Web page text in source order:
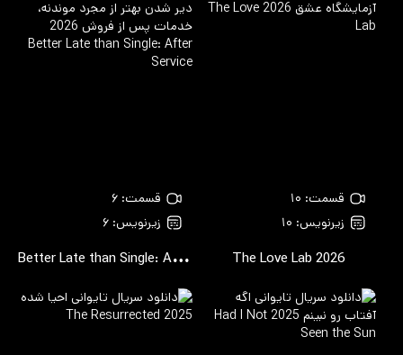
قسمت: ۱۰
زیرنویس: ۱۰
The Love Lab 2026
قسمت: ۶
زیرنویس: ۶
B
etter Late than Single: After Service 2026